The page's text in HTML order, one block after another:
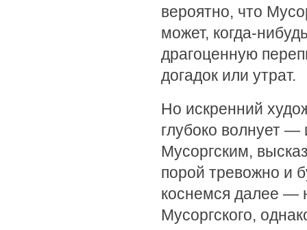
вероятно, что
может, когда-
драгоценную
догадок или утрат.
Но искренний
глубоко волнует —
Мусоргским,
порой тревожно и
коснемся далее —
Мусоргского,